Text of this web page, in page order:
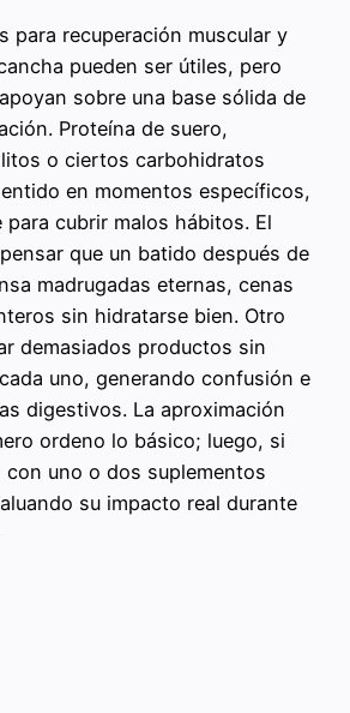
para recuperación muscular y
pueden ser útiles, pero
sobre una base sólida de
Proteína de suero,
o ciertos carbohidratos
en momentos específicos,
cubrir malos hábitos. El
que un batido después de
madrugadas eternas, cenas
sin hidratarse bien. Otro
demasiados productos sin
uno, generando confusión e
digestivos. La aproximación
ordeno lo básico; luego, si
uno o dos suplementos
su impacto real durante